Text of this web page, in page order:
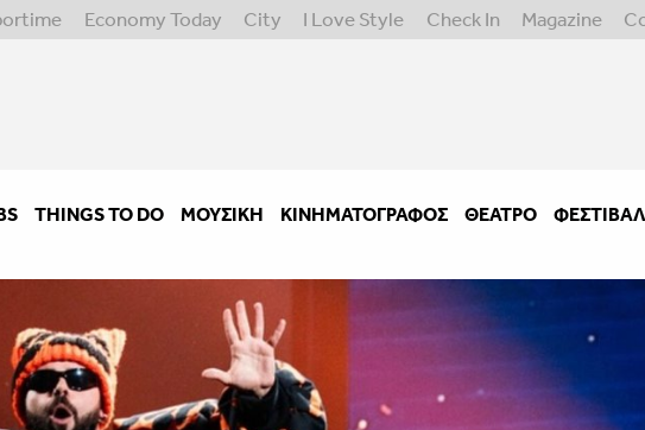
Economy Today City I Love Style Check In Magazine
THINGS TO DO ΜΟΥΣΙΚΉ ΚΙΝΗΜΑΤΟΓΡΆΦΟΣ ΘΈΑΤΡΟ ΦΕΣΤΙΒΑΛ